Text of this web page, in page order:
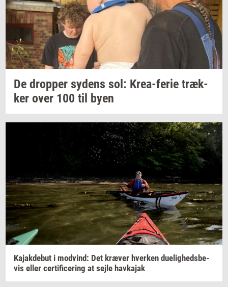
De drop­per sy­dens sol: Krea-​ferie træk­
ker over 100 til byen
Ka­jak­de­but i mod­vind: Det kræ­ver hver­ken du­e­lig­heds­be­
vis eller cer­ti­fi­ce­ring at sejle hav­ka­jak